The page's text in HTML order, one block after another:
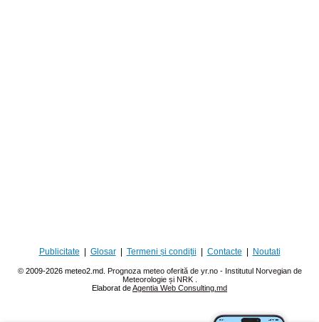
Publicitate Glosar| Termeni și condiții Contacte Noutati
© 2009-2026 meteo2.md. Prognoza meteo oferită de yr.no - Institutul Norvegian de
Meteorologie și NRK .
Elaborat deAgentia Web Consulting.md